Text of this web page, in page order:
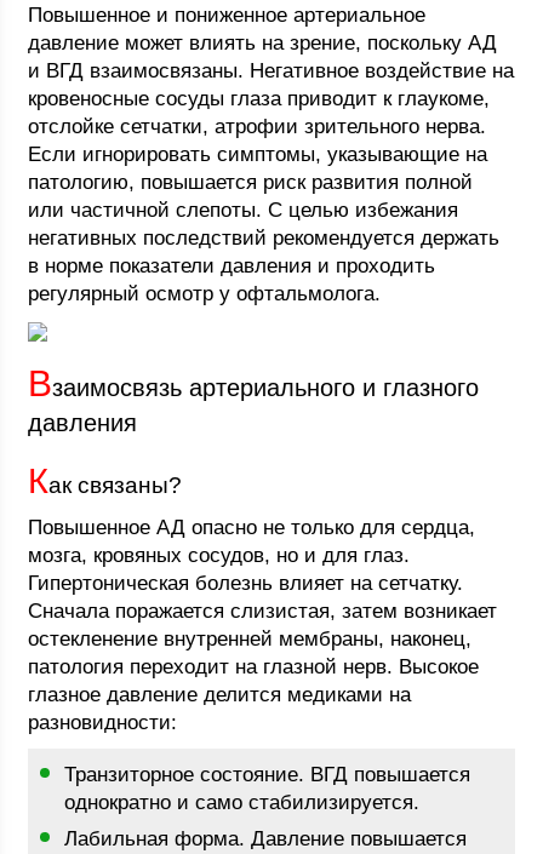
Повышенное и пониженное артериальное
давление может влиять на зрение, поскольку АД
и ВГД взаимосвязаны. Негативное воздействие на
кровеносные сосуды глаза приводит к глаукоме,
отслойке сетчатки, атрофии зрительного нерва.
Если игнорировать симптомы, указывающие на
патологию, повышается риск развития полной
или частичной слепоты. С целью избежания
негативных последствий рекомендуется держать
в норме показатели давления и проходить
регулярный осмотр у офтальмолога.
Взаимосвязь артериального и глазного
давления
Как связаны?
Повышенное АД опасно не только для сердца,
мозга, кровяных сосудов, но и для глаз.
Гипертоническая болезнь влияет на сетчатку.
Сначала поражается слизистая, затем возникает
остекленение внутренней мембраны, наконец,
патология переходит на глазной нерв. Высокое
глазное давление делится медиками на
разновидности:
Транзиторное состояние. ВГД повышается
однократно и само стабилизируется.
Лабильная форма. Давление повышается